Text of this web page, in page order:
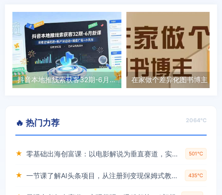
抖音本地推线索获客32期-6月新课：来客店铺搭建+账户冷启动+搜索广告+小风车，告别空耗高成本
🔥 热门力荐 2064℃
★ 零基础出海创富课：以电影解说为垂直赛道，实现不出国门赚美金的目标 501℃
★ 一节课了解AI头条项目，从注册到变现保姆式教学，零基础可以操作【揭秘】 435℃